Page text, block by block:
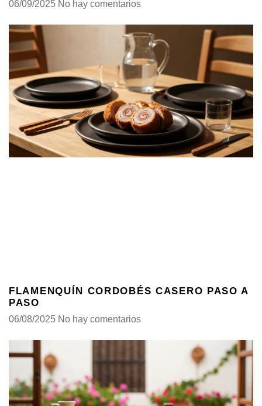
06/09/2025 No hay comentarios
FLAMENQUÍN CORDOBÉS CASERO PASO A
PASO
06/08/2025 No hay comentarios